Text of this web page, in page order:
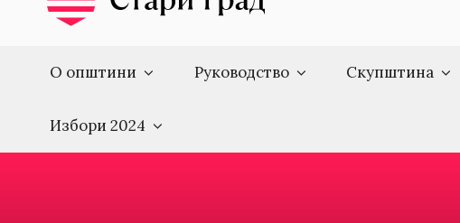
О општини Руководство Скупштина
Избори 2024